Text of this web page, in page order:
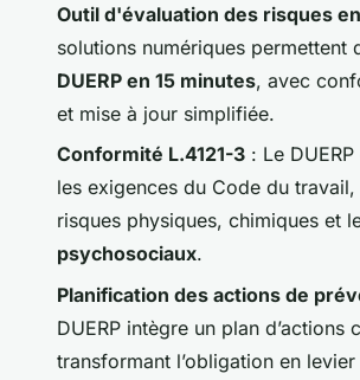
Outil d'évaluation des risques
solutions numériques permettent
DUERP en 15 minutes, avec
et mise à jour simplifiée.
Conformité L.4121-3 : Le
les exigences du Code du
risques physiques, chimiques et
psychosociaux.
Planification des actions de
DUERP intègre un plan d’actions
transformant l’obligation en